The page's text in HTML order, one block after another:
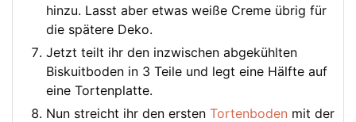
hinzu. Lasst aber etwas weiße Creme übrig für
die spätere Deko.
Jetzt teilt ihr den inzwischen abgekühlten
Biskuitboden in 3 Teile und legt eine Hälfte auf
eine Tortenplatte.
Nun streicht ihr den ersten Tortenboden mit der